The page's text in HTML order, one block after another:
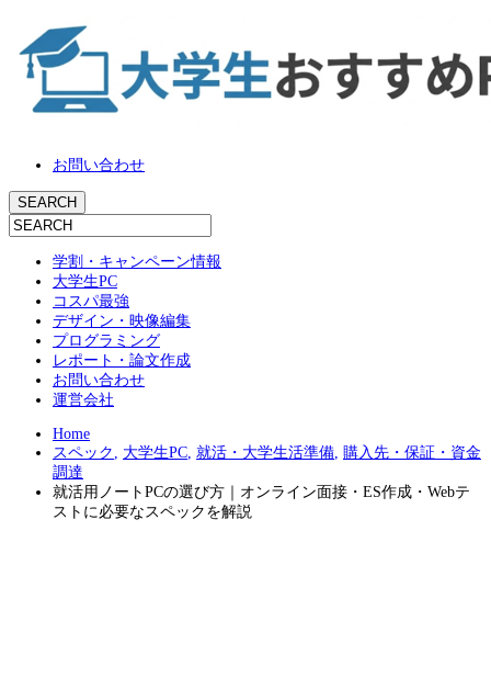
お問い合わせ
学割・キャンペーン情報
大学生PC
コスパ最強
デザイン・映像編集
プログラミング
レポート・論文作成
お問い合わせ
運営会社
Home
スペック , 大学生PC, 就活・大学生活準備, 購入先・保証・資金
調達
就活用ノートPCの選び方｜オンライン面接・ES作成・Webテ
ストに必要なスペックを解説